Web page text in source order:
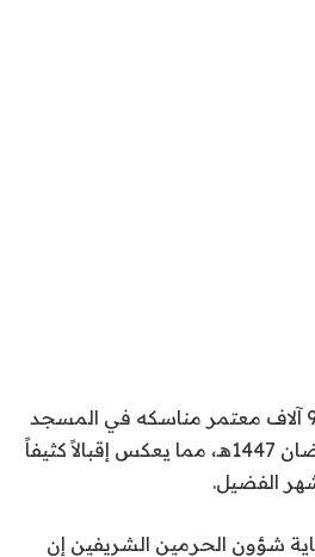
أدى أكثر من 904 آلاف معتمر مناسكه في المسجد
الحرام يوم السبت 4 رمضان 1447هـ، مما يعكس إقبالاً كثيفاً
الفضيل.
شؤون الحرمين الشريفين إن